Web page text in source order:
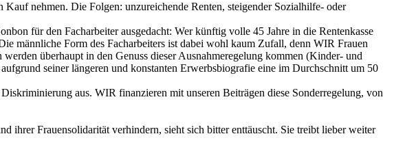
nehmen. Die Folgen: unzureichende Renten, steigender Sozialhilfe- oder
für den Facharbeiter ausgedacht: Wer künftig volle 45 Jahre in die Rentenkasse
männliche Form des Facharbeiters ist dabei wohl kaum Zufall, denn WIR Frauen
überhaupt in den Genuss dieser Ausnahmeregelung kommen (Kinder- und
seiner längeren und konstanten Erwerbsbiografie eine im Durchschnitt um 50
aus. WIR finanzieren mit unseren Beiträgen diese Sonderregelung, von
ihrer Frauensolidarität verhindern, sieht sich bitter enttäuscht. Sie treibt lieber weiter